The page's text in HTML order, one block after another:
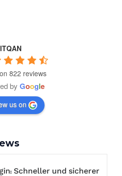
ITQAN
822 reviews
by Google
us on
Schneller und sicherer